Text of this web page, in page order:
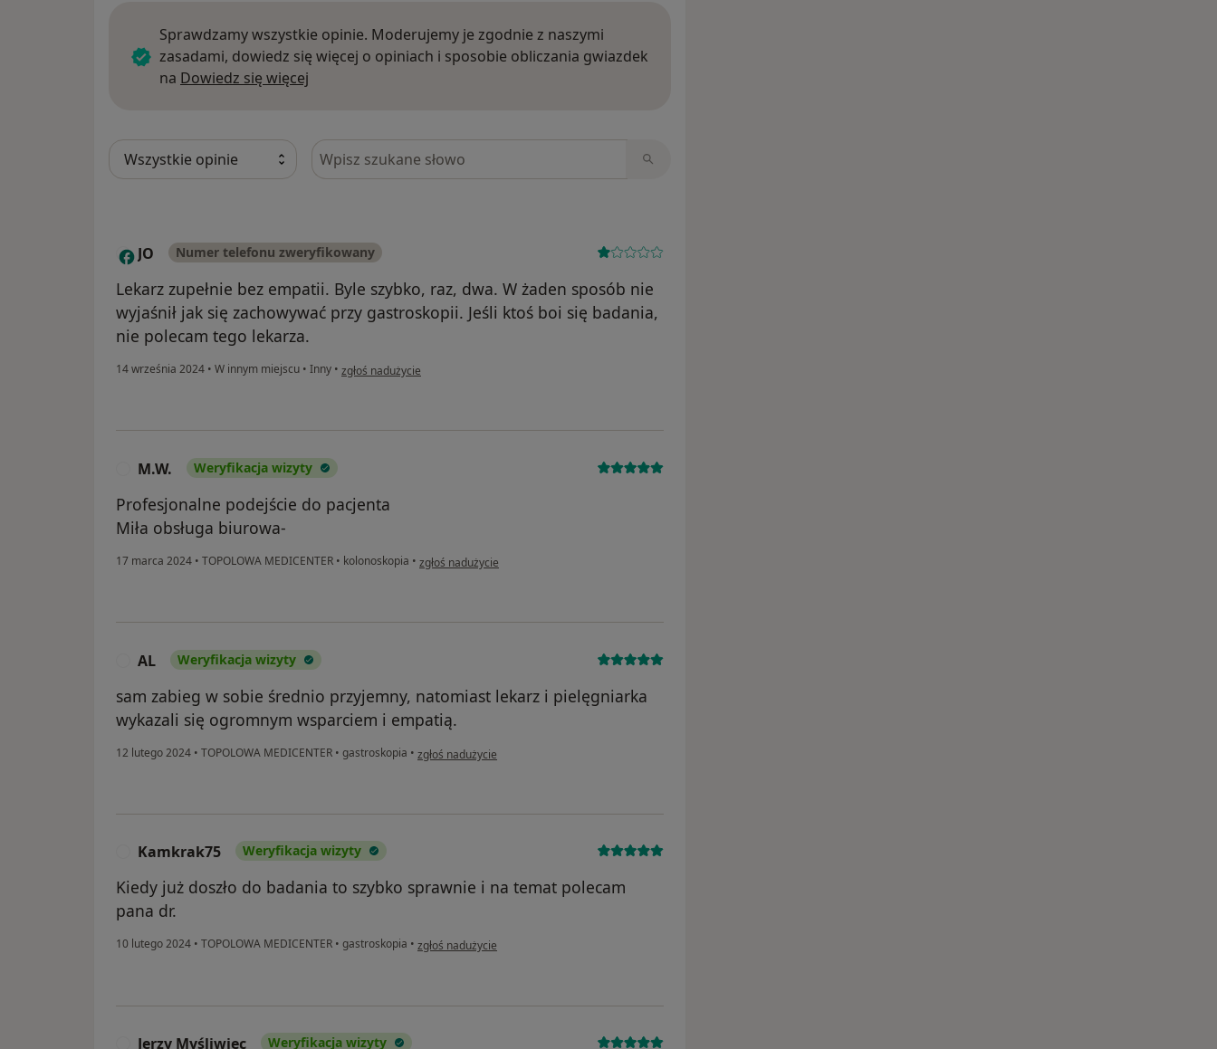
Sprawdzamy wszystkie opinie. Moderujemy je zgodnie z naszymi
zasadami, dowiedz się więcej o opiniach i sposobie obliczania gwiazdek
na Dowiedz się więcej
Szukaj w opiniach
J JO Numer telefonu zweryfikowany
Lekarz zupełnie bez empatii. Byle szybko, raz, dwa. W żaden sposób nie
wyjaśnił jak się zachowywać przy gastroskopii. Jeśli ktoś boi się badania,
nie polecam tego lekarza.
14 września 2024 • W innym miejscu • Inny • w opinii użytkownika JO
zgłoś nadużycie
M.W. Weryfikacja wizyty
Profesjonalne podejście do pacjenta
Miła obsługa biurowa-
17 marca 2024 • TOPOLOWA MEDICENTER • kolonoskopia • w opinii użytkownika M.W.
zgłoś nadużycie
AL Weryfikacja wizyty
sam zabieg w sobie średnio przyjemny, natomiast lekarz i pielęgniarka
wykazali się ogromnym wsparciem i empatią.
12 lutego 2024 • TOPOLOWA MEDICENTER • gastroskopia • w opinii użytkownika AL
zgłoś nadużycie
Kamkrak75 Weryfikacja wizyty
Kiedy już doszło do badania to szybko sprawnie i na temat polecam
pana dr.
10 lutego 2024 • TOPOLOWA MEDICENTER • gastroskopia • w opinii użytkownika Kamkrak75
zgłoś nadużycie
Jerzy Myśliwiec Weryfikacja wizyty